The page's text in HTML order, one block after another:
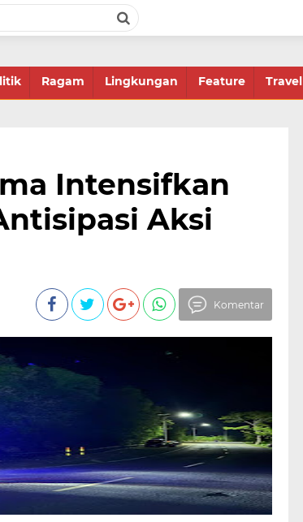
Ragam Lingkungan Feature Travel
Intensifkan
Aksi
Komentar